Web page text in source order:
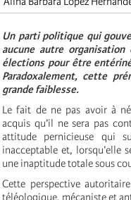
Un parti politique qui
aucune autre
élections pour être
Paradoxalement, cette
grande faiblesse.
Le fait de ne pas avoir à
acquis qu’il ne sera pas
attitude pernicieuse qui
inacceptable et, lorsqu’elle
une inaptitude totale sous
Cette perspective
téléologique, mécaniste et